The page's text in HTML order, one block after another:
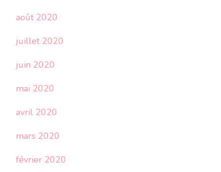
août 2020
juillet 2020
juin 2020
mai 2020
avril 2020
mars 2020
février 2020